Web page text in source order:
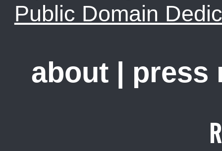
Public Domain
about press